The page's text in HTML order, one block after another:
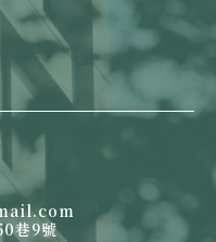
巷9號